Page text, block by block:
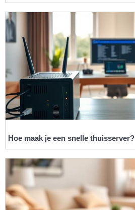
Hoe maak je een snelle thuisserver?